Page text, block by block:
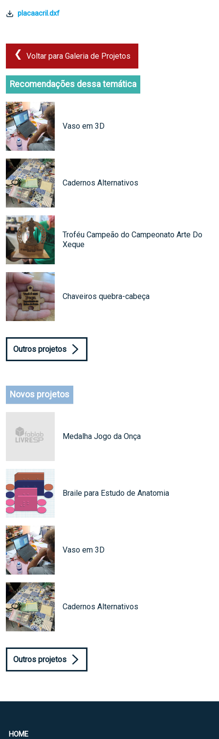
placaacril.dxf
Voltar para Galeria de Projetos
Recomendações dessa temática
Vaso em 3D
Cadernos Alternativos
Troféu Campeão do Campeonato Arte Do
Xeque
Chaveiros quebra-cabeça
Outros projetos
Novos projetos
Medalha Jogo da Onça
Braile para Estudo de Anatomia
Vaso em 3D
Cadernos Alternativos
Outros projetos
HOME